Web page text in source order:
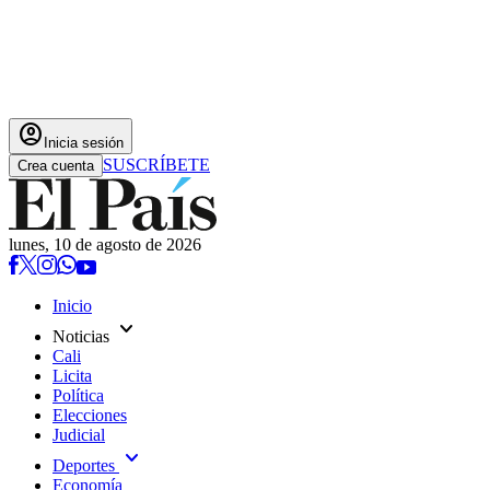
account_circle Inicia sesión
Crea cuenta SUSCRÍBETE
lunes, 10 de agosto de 2026
Inicio
Noticias expand_more
Cali
Licita
Política
Elecciones
Judicial
Deportes expand_more
Economía